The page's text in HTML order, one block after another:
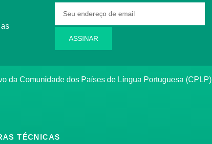
ASSINAR
da Comunidade dos Países de Língua Portuguesa (CPLP)
TÉCNICAS